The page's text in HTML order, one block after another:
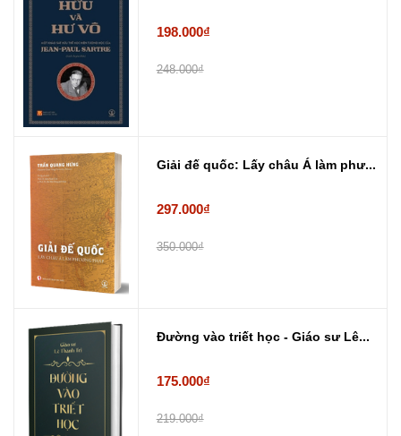
198.000₫
248.000₫
Giải đế quốc: Lấy châu Á làm phư...
297.000₫
350.000₫
Đường vào triết học - Giáo sư Lê...
175.000₫
219.000₫